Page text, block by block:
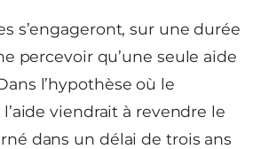
s’engageront, sur une durée
percevoir qu’une seule aide
l’hypothèse où le
viendrait à revendre le
dans un délai de trois ans